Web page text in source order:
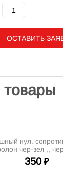
ОСТАВИТЬ
товары
нул.
чер-зел ,,
350 ₽